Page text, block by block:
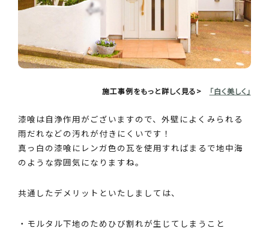
施工事例をもっと詳しく見る> 「白く美しく」
漆喰は自浄作用がございますので、外壁によくみられる
雨だれなどの汚れが付きにくいです！
真っ白の漆喰にレンガ色の瓦を使用すればまるで地中海
のような雰囲気になりますね。
共通したデメリットといたしましては、
・モルタル下地のためひび割れが生じてしまうこと